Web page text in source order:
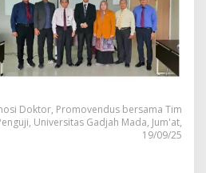
Doktor, Promovendus bersama Tim
Universitas Gadjah Mada, Jum'at,
19/09/25